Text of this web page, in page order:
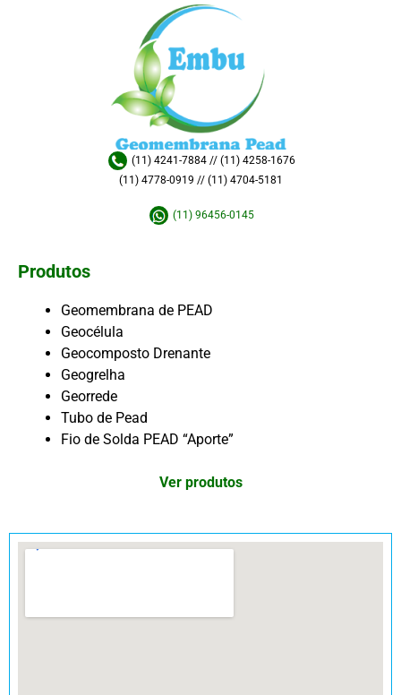
(11) 4241-7884 // (11) 4258-1676
(11) 4778-0919 // (11) 4704-5181
(11) 96456-0145
Produtos
Geomembrana de PEAD
Geocélula
Geocomposto Drenante
Geogrelha
Georrede
Tubo de Pead
Fio de Solda PEAD “Aporte”
Ver produtos